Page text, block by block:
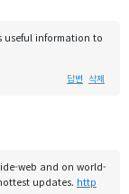
useful information to
답변 삭제
web and on world-
updates. http